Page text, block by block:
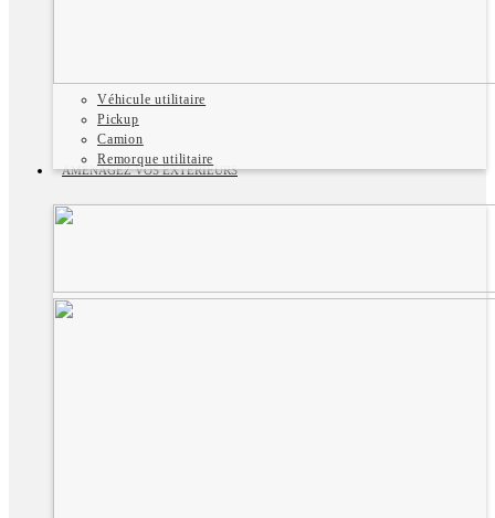
Véhicule utilitaire
Pickup
Camion
Remorque utilitaire
AMÉNAGEZ VOS EXTÉRIEURS